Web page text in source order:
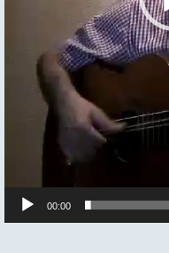
00:00